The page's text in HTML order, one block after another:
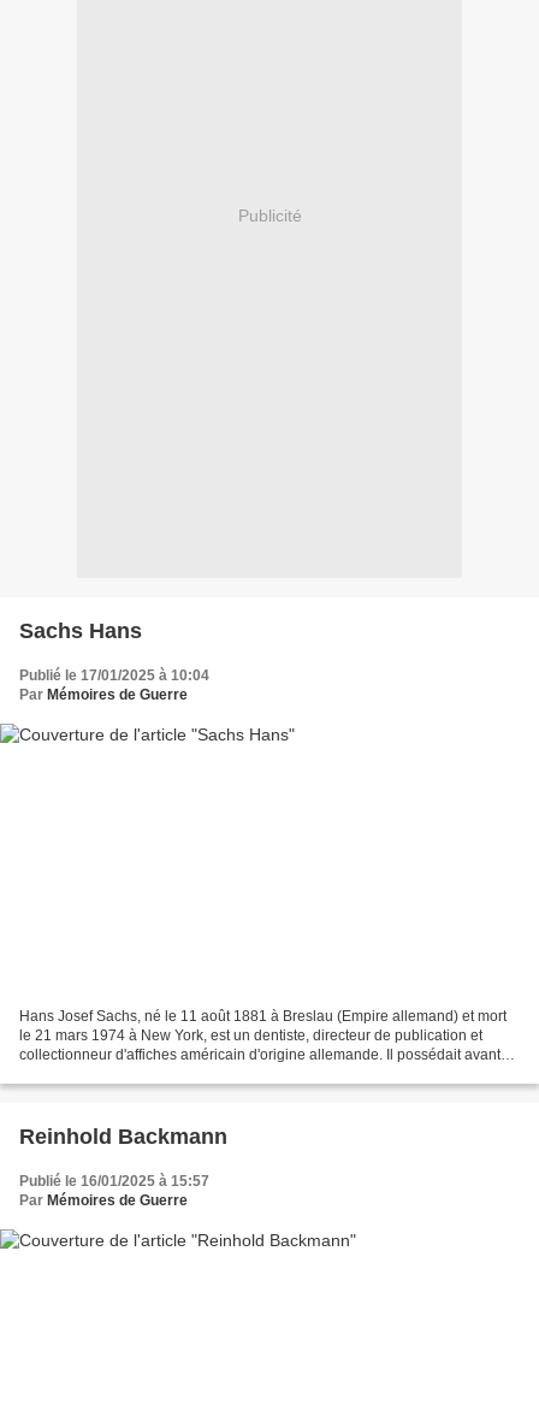
Publicité
Sachs Hans
Publié le 17/01/2025 à 10:04
Par Mémoires de Guerre
Hans Josef Sachs, né le 11 août 1881 à Breslau (Empire allemand) et mort
le 21 mars 1974 à New York, est un dentiste, directeur de publication et
collectionneur d'affiches américain d'origine allemande. Il possédait avant
Reinhold Backmann
Publié le 16/01/2025 à 15:57
Par Mémoires de Guerre